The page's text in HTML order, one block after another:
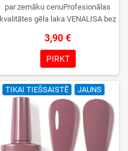
par zemāku cenuProfesionālas
kvalitātes gēla laka VENALISA bez
krāsu izvēle, lieliska sacietēšana
UV/LED lampās un ilgstoša
noturība. Katrs flakons iepakots
kastītē – pirmo reizi to atvērsiet
tikai jūs.
3,90 €
PIRKT
TIKAI TIEŠSAISTĒ JAUNS